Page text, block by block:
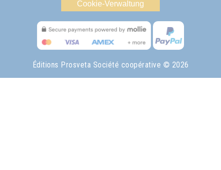
Cookie-Verwaltung
Éditions Prosveta Société coopérative © 2026